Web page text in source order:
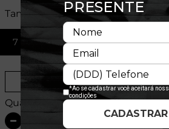
Tamanhos:
7 3/8 7 5/8
Provador Virtual
Quantidade: